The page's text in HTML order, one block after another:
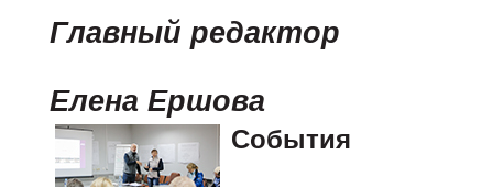
Главный редактор
Елена Ершова
События